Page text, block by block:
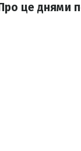
це днями